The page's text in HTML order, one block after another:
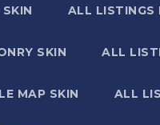
ALL LISTINGS
SKIN ALL
MAP SKIN ALL